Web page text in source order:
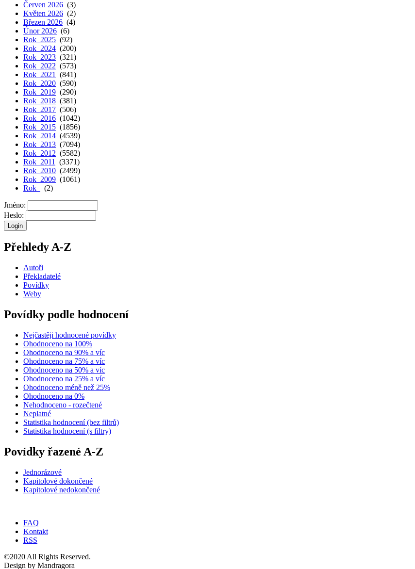
Červen 2026 (3)
Květen 2026 (2)
Březen 2026 (4)
Únor 2026 (6)
Rok 2025 (92)
Rok 2024 (200)
Rok 2023 (321)
Rok 2022 (573)
Rok 2021
(841)
Rok 2020 (590)
Rok 2019 (290)
Rok 2018 (381)
Rok 2017 (506)
Rok 2016 (1042)
Rok 2015 (1856)
Rok 2014 (4539)
Rok 2013 (7094)
Rok 2012 (5582)
Rok 2011
(3371)
Rok 2010 (2499)
Rok 2009 (1061)
Rok
(2)
Jméno:
Heslo:
Přehledy A-Z
Autoři
Překladatelé
Povídky
Weby
Povídky podle hodnocení
Nejčastěji hodnocené povídky
Ohodnoceno na 100%
Ohodnoceno na 90% a víc
Ohodnoceno na 75% a víc
Ohodnoceno na 50% a víc
Ohodnoceno na 25% a víc
Ohodnoceno méně než 25%
Ohodnoceno na 0%
Nehodnoceno - rozečtené
Neplatné
Statistika hodnocení (bez filtrů)
Statistika hodnocení (s filtry)
Povídky řazené A-Z
Jednorázové
Kapitolové dokončené
Kapitolové nedokončené
FAQ
Kontakt
RSS
©2020 All Rights Reserved.
Design by Mandragora